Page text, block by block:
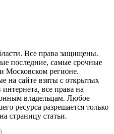
Все права защищены.
последние, самые срочные
Московском регионе.
на сайте взяты с открытых
все права на
владельцам. Любое
ресурса разрешается только
страницу статьи.